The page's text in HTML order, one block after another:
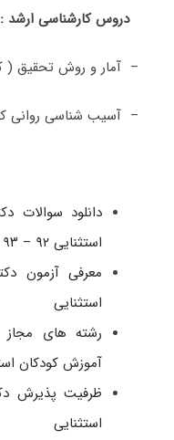
دروس کارشناسی ارشد :
– آمار و روش تحقیق (
– آسیب شناسی روانی
دانلود سوالات
استثنایی ۹۲ – ۹۳
معرفی آزمون
استثنایی
رشته های مجاز
آموزش کودکان
ظرفیت پذیرش
استثنایی